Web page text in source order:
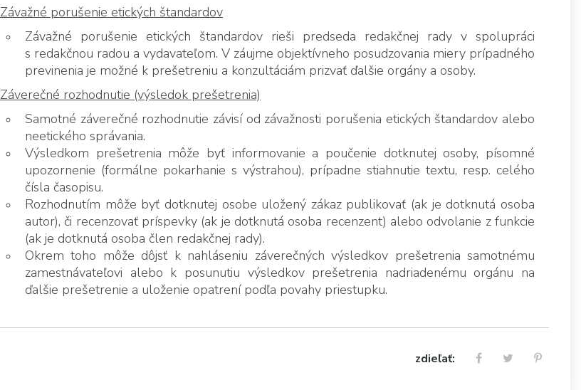
Závažné porušenie etických štandardov
Závažné porušenie etických štandardov rieši predseda redakčnej rady v spolupráci
s redakčnou radou a vydavateľom. V záujme objektívneho posudzovania miery prípadného
previnenia je možné k prešetreniu a konzultáciám prizvať ďalšie orgány a osoby.
Záverečné rozhodnutie (výsledok prešetrenia)
Samotné záverečné rozhodnutie závisí od závažnosti porušenia etických štandardov alebo
neetického správania.
Výsledkom prešetrenia môže byť informovanie a poučenie dotknutej osoby, písomné
upozornenie (formálne pokarhanie s výstrahou), prípadne stiahnutie textu, resp. celého
čísla časopisu.
Rozhodnutím môže byť dotknutej osobe uložený zákaz publikovať (ak je dotknutá osoba
autor), či recenzovať príspevky (ak je dotknutá osoba recenzent) alebo odvolanie z funkcie
(ak je dotknutá osoba člen redakčnej rady).
Okrem toho môže dôjsť k nahláseniu záverečných výsledkov prešetrenia samotnému
zamestnávateľovi alebo k posunutiu výsledkov prešetrenia nadriadenému orgánu na
ďalšie prešetrenie a uloženie opatrení podľa povahy priestupku.
zdieľať: